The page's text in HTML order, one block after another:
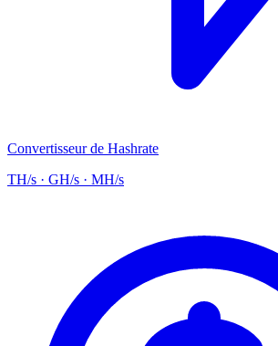
Convertisseur de Hashrate
TH/s · GH/s · MH/s